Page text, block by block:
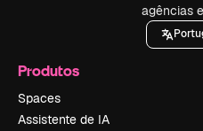
agências
Produtos
Spaces
Assistente de IA